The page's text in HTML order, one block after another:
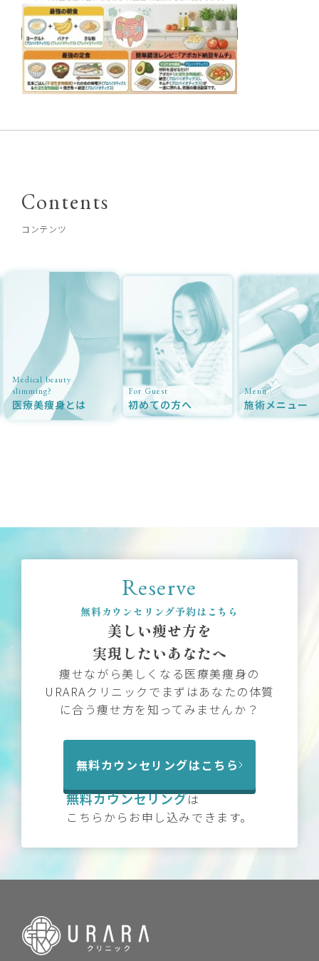
Contents
コンテンツ
Medical beauty
slimming?
医療美痩身とは
For Guest
初めての方へ
Menu
施術メニュー
Reserve
無料カウンセリング予約はこちら
美しい痩せ方を
実現したいあなたへ
痩せながら美しくなる医療美痩身の
URARAクリニックでまずはあなたの体質
に合う痩せ方を知ってみませんか？
無料カウンセリングはこちら
無料カウンセリングは
こちらからお申し込みできます。